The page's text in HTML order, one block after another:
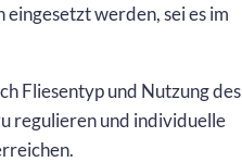
werden, sei es im
Fliesentyp und Nutzung des
regulieren und individuelle